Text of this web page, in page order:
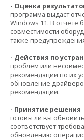
- Оценка
программа выдаст
Windows 11. В отчете
совместимости
также
- Действия по
проблем или
рекомендации по их
обновление
рекомендации.
- Принятие решения
готовы ли вы
соответствует
обновлению